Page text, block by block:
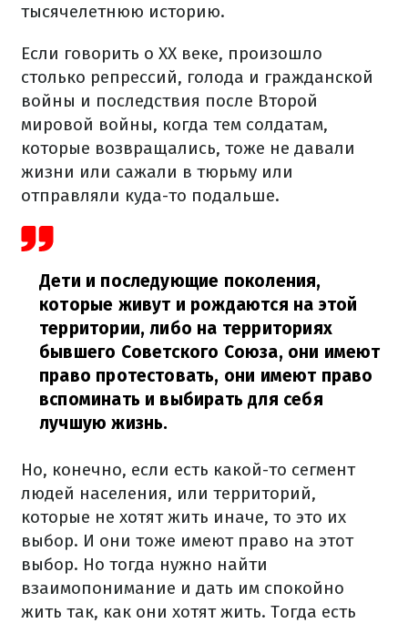
тысячелетнюю историю.
Если говорить о ХХ веке, произошло
столько репрессий, голода и гражданской
войны и последствия после Второй
мировой войны, когда тем солдатам,
которые возвращались, тоже не давали
жизни или сажали в тюрьму или
отправляли куда-то подальше.
Дети и последующие поколения,
которые живут и рождаются на этой
территории, либо на территориях
бывшего Советского Союза, они имеют
право протестовать, они имеют право
вспоминать и выбирать для себя
лучшую жизнь.
Но, конечно, если есть какой-то сегмент
людей населения, или территорий,
которые не хотят жить иначе, то это их
выбор. И они тоже имеют право на этот
выбор. Но тогда нужно найти
взаимопонимание и дать им спокойно
жить так, как они хотят жить. Тогда есть